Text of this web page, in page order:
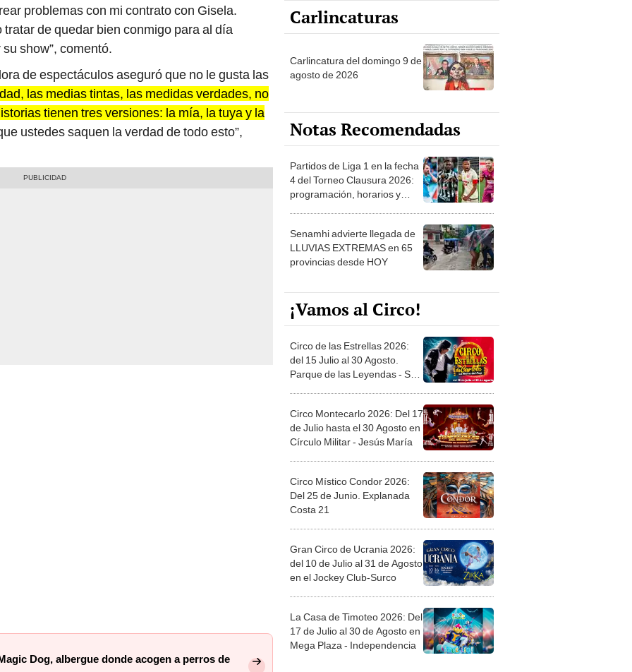
problemas con mi contrato con Gisela.
de quedar bien conmigo para al día
show”, comentó.
de espectáculos aseguró que no le gusta las
las medias tintas, las medidas verdades, no
tienen tres versiones: la mía, la tuya y la
ustedes saquen la verdad de todo esto”,
Dog, albergue donde acogen a perros de
Carlincaturas
Carlincatura del domingo 9 de
agosto de 2026
Notas Recomendadas
Partidos de Liga 1 en la fecha
4 del Torneo Clausura 2026:
programación, horarios y
Senamhi advierte llegada de
LLUVIAS EXTREMAS en 65
provincias desde HOY
¡Vamos al Circo!
Circo de las Estrellas 2026:
del 15 Julio al 30 Agosto.
Parque de las Leyendas - San
Circo Montecarlo 2026: Del 17
de Julio hasta el 30 Agosto en
Círculo Militar - Jesús María
Circo Místico Condor 2026:
Del 25 de Junio. Explanada
Costa 21
Gran Circo de Ucrania 2026:
del 10 de Julio al 31 de Agosto
en el Jockey Club-Surco
La Casa de Timoteo 2026: Del
17 de Julio al 30 de Agosto en
Mega Plaza - Independencia